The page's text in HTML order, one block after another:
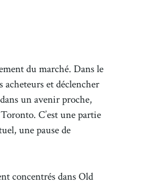
du marché. Dans le
et déclencher
un avenir proche,
C’est une partie
une pause de
concentrés dans Old